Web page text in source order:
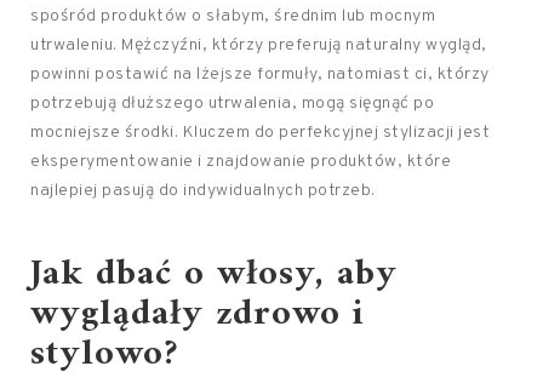
spośród produktów o słabym, średnim lub mocnym
utrwaleniu. Mężczyźni, którzy preferują naturalny wygląd,
powinni postawić na lżejsze formuły, natomiast ci, którzy
potrzebują dłuższego utrwalenia, mogą sięgnąć po
mocniejsze środki. Kluczem do perfekcyjnej stylizacji jest
eksperymentowanie i znajdowanie produktów, które
najlepiej pasują do indywidualnych potrzeb.
Jak dbać o włosy, aby
wyglądały zdrowo i
stylowo?